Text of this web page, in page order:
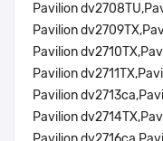
Pavilion
Pavilion
Pavilion
Pavilion
Pavilion
Pavilion